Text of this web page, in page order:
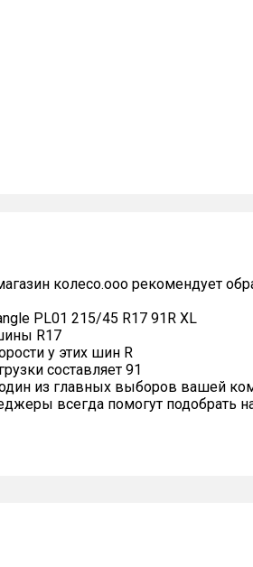
колесо.ооо рекомендует
PL01 215/45 R17 91R XL
R17
у этих шин R
составляет 91
из главных выборов вашей
всегда помогут подобрать